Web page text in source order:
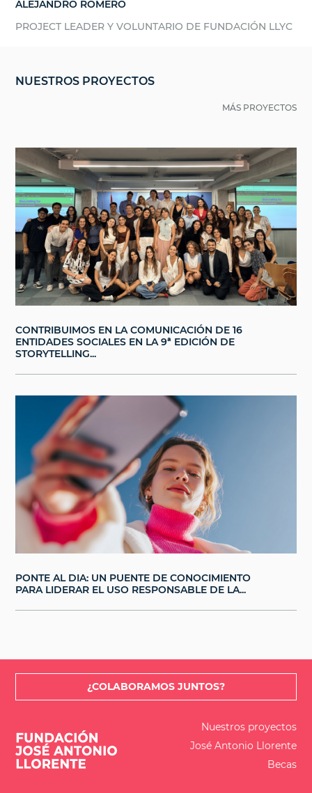
ALEJANDRO ROMERO
PROJECT LEADER Y VOLUNTARIO DE FUNDACIÓN LLYC
NUESTROS PROYECTOS
MÁS PROYECTOS
CONTRIBUIMOS EN LA COMUNICACIÓN DE 16
ENTIDADES SOCIALES EN LA 9ª EDICIÓN DE
STORYTELLING...
PONTE AL DIA: UN PUENTE DE CONOCIMIENTO
PARA LIDERAR EL USO RESPONSABLE DE LA...
¿COLABORAMOS JUNTOS?
Nuestros proyectos
José Antonio Llorente
Becas